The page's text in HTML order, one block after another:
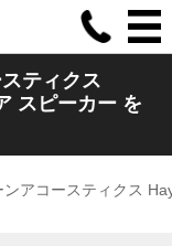
ティクス
スピーカー を
アコースティクス